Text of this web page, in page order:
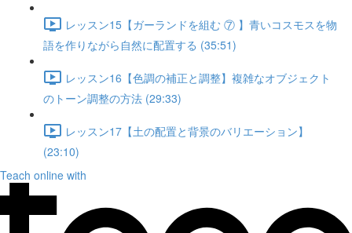
レッスン15【ガーランドを組む ⑦ 】青いコスモスを物
語を作りながら自然に配置する (35:51)
レッスン16【色調の補正と調整】複雑なオブジェクト
のトーン調整の方法 (29:33)
レッスン17【土の配置と背景のバリエーション】
(23:10)
Teach online with